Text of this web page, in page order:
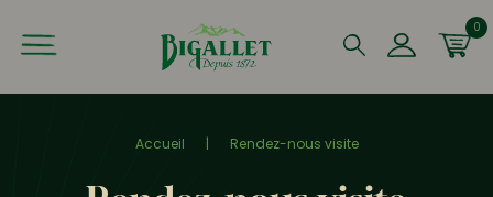
Que recherchez-vous ?
0
Accueil | Rendez-nous visite